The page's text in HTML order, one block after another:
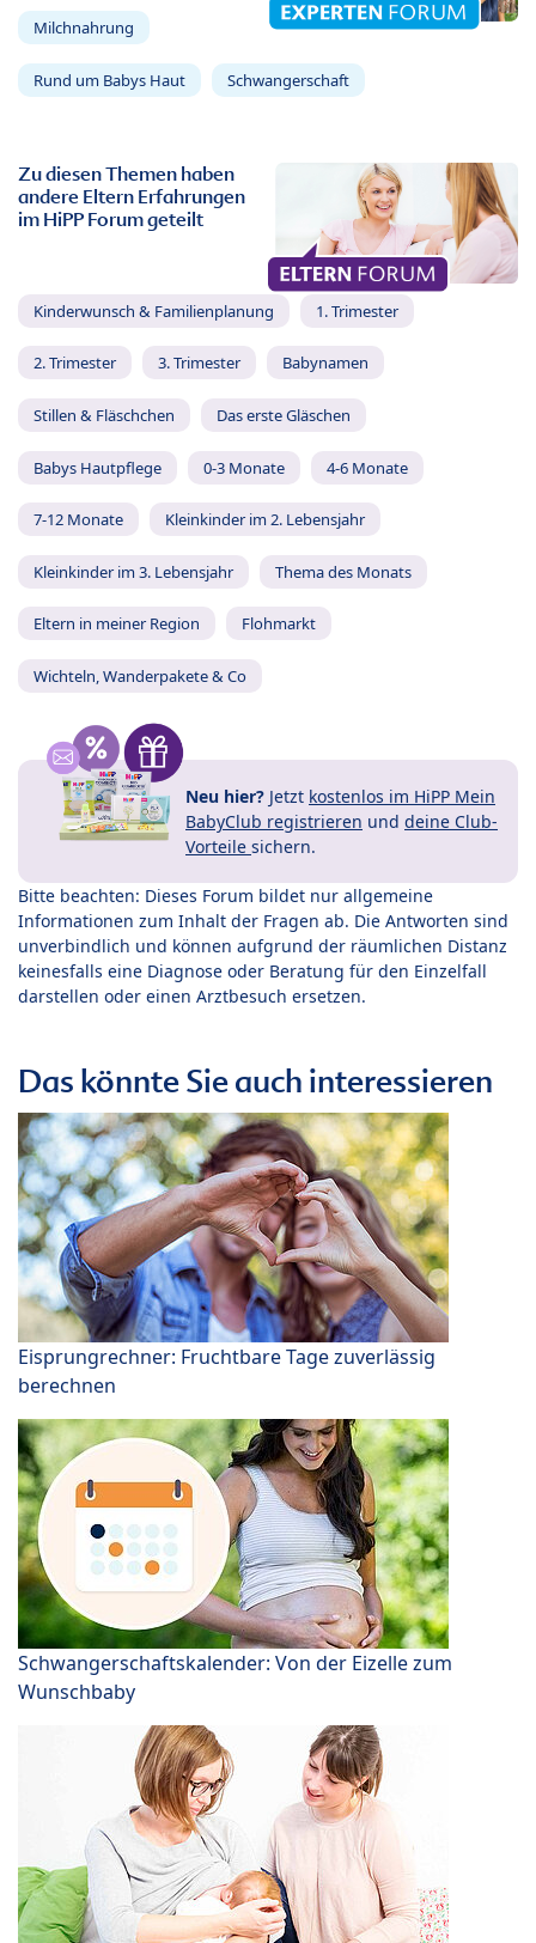
Milchnahrung
Rund um Babys Haut Schwangerschaft
Zu diesen Themen haben
andere Eltern Erfahrungen
im HiPP Forum geteilt
Kinderwunsch & Familienplanung 1. Trimester
2. Trimester 3. Trimester Babynamen
Stillen & Fläschchen Das erste Gläschen
Babys Hautpflege 0-3 Monate 4-6 Monate
7-12 Monate Kleinkinder im 2. Lebensjahr
Kleinkinder im 3. Lebensjahr Thema des Monats
Eltern in meiner Region Flohmarkt
Wichteln, Wanderpakete & Co
Neu hier? Jetzt kostenlos im HiPP Mein
BabyClub registrieren und deine Club-
Vorteile sichern.
Bitte beachten: Dieses Forum bildet nur allgemeine
Informationen zum Inhalt der Fragen ab. Die Antworten sind
unverbindlich und können aufgrund der räumlichen Distanz
keinesfalls eine Diagnose oder Beratung für den Einzelfall
darstellen oder einen Arztbesuch ersetzen.
Das könnte Sie auch interessieren
Eisprungrechner: Fruchtbare Tage zuverlässig
berechnen
Schwangerschaftskalender: Von der Eizelle zum
Wunschbaby